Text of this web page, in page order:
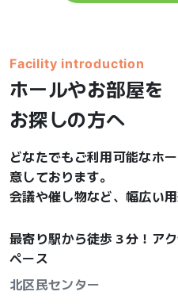
Facility introduction
ホールやお部屋を
お探しの方へ
どなたでもご利用可能なホ
意しております。
会議や催し物など、幅広い
最寄り駅から徒歩３分！ア
ペース
北区民センター